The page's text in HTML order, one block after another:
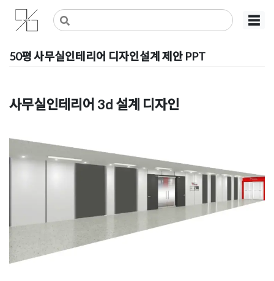
Skip
content
사무실인테리어 디자인 공사 비용견적 플랫폼
사무실인테리어 916
☰
50평 사무실인테리어 디자인설계 제안 PPT
사무실인테리어 3d 설계 디자인